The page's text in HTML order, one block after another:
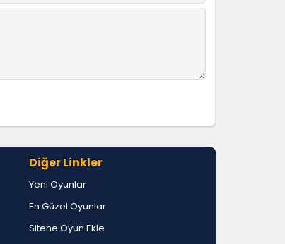
Diğer Linkler
Yeni Oyunlar
En Güzel Oyunlar
Sitene Oyun Ekle